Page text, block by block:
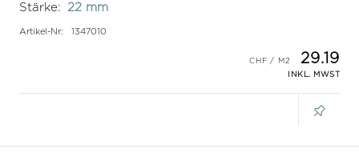
Stärke:
22 mm
Artikel-Nr: 1347010
29.19
INKL. MWST